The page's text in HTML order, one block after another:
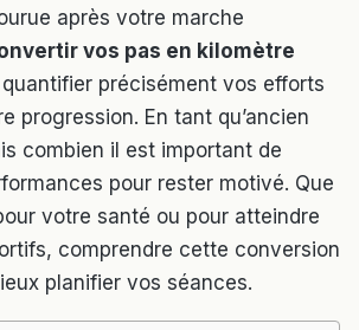
après votre marche
vos pas en kilomètre
précisément vos efforts
progression. En tant qu’ancien
combien il est important de
pour rester motivé. Que
votre santé ou pour atteindre
comprendre cette conversion
planifier vos séances.